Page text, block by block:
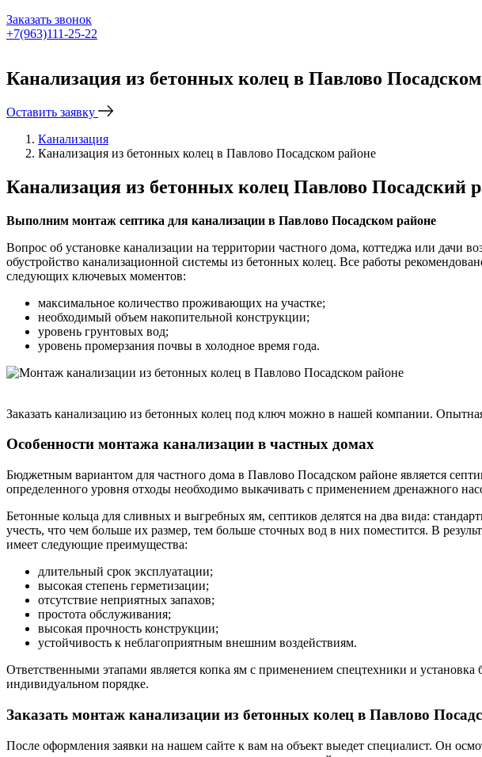
Заказать звонок
+7(963)111-25-22
Канализация из бетонных колец в Павлово
Оставить заявку
Канализация
Канализация из бетонных колец в Павлово Посадском районе
Канализация из бетонных колец Павлово Посадский
Выполним монтаж септика для канализации в Павлово Посадском районе
Вопрос об установке канализации на территории частного дома, коттеджа или дачи
обустройство канализационной системы из бетонных колец. Все работы
следующих ключевых моментов:
максимальное количество проживающих на участке;
необходимый объем накопительной конструкции;
уровень грунтовых вод;
уровень промерзания почвы в холодное время года.
Заказать канализацию из бетонных колец под ключ можно в нашей компании.
Особенности монтажа канализации в частных домах
Бюджетным вариантом для частного дома в Павлово Посадском районе является
определенного уровня отходы необходимо выкачивать с применением дренажного
Бетонные кольца для сливных и выгребных ям, септиков делятся на два вида:
учесть, что чем больше их размер, тем больше сточных вод в них поместится. В
имеет следующие преимущества:
длительный срок эксплуатации;
высокая степень герметизации;
отсутствие неприятных запахов;
простота обслуживания;
высокая прочность конструкции;
устойчивость к неблагоприятным внешним воздействиям.
Ответственными этапами является копка ям с применением спецтехники и
индивидуальном порядке.
Заказать монтаж канализации из бетонных колец в Павлово
После оформления заявки на нашем сайте к вам на объект выедет специалист. Он